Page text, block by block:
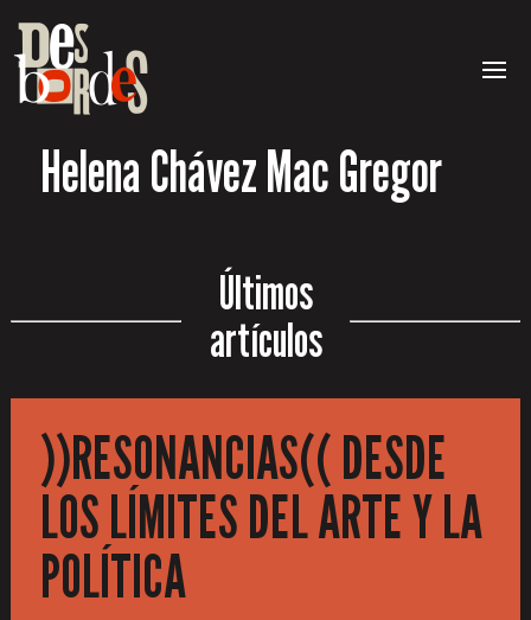
Helena Chávez Mac Gregor
Últimos
artículos
))RESONANCIAS(( DESDE
LOS LÍMITES DEL ARTE Y LA
POLÍTICA